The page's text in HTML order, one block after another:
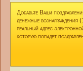
Добавьте Ваши
денежные вознаграждения
реальный адрес
которую попадет